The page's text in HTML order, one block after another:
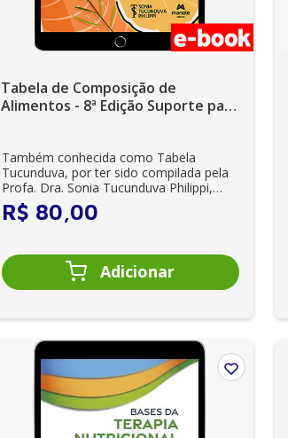
Tabela de Composição de
Alimentos - 8ª Edição Suporte para
Também conhecida como Tabela
Tucunduva, por ter sido compilada pela
Profa. Dra. Sonia Tucunduva Philippi,
esta obra surg...
R$ 80,00